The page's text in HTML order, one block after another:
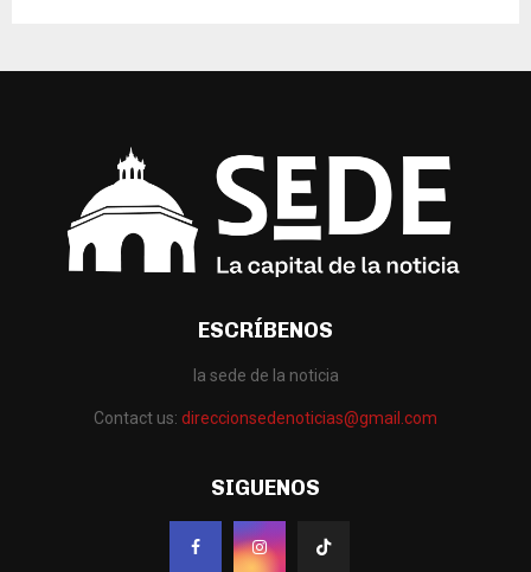
ESCRÍBENOS
la sede de la noticia
Contact us: direccionsedenoticias@gmail.com
SIGUENOS